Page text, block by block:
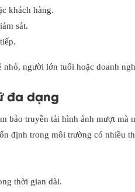
khách hàng.
sát.
người lớn tuổi hoặc doanh
đa dạng
bảo truyền tải hình ảnh mượt mà
định trong môi trường có nhiều
thời gian dài.